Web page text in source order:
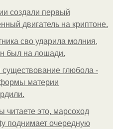
создали первый
двигатель на криптоне.
сво ударила молния,
был на лошади.
существование глюбола -
материи
читаете это, марсоход
поднимает очередную